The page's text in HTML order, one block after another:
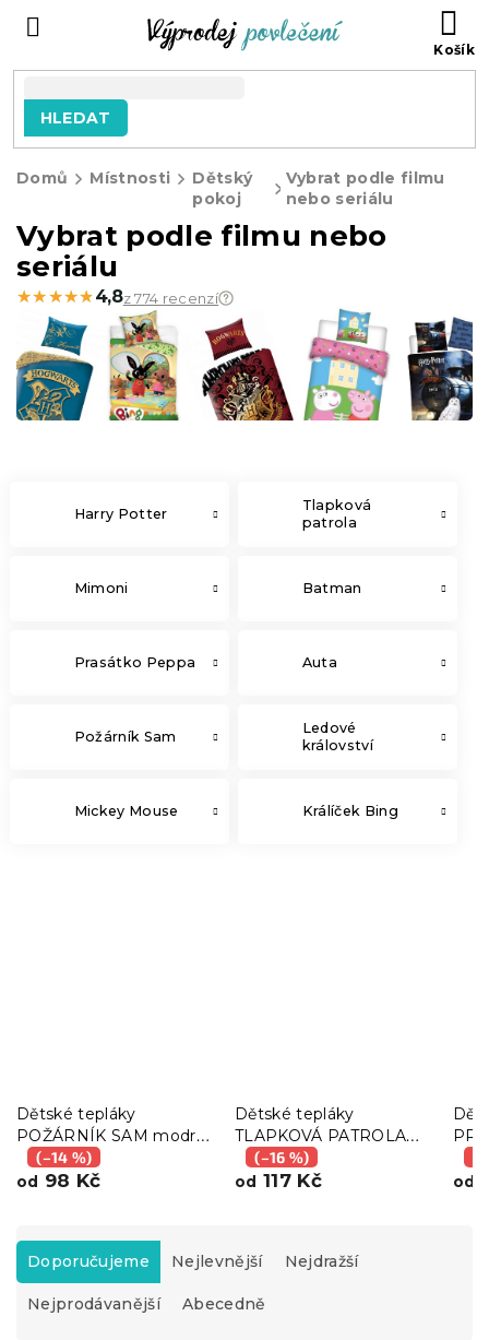
HLEDAT
Domů Místnosti
Dětský
pokoj
Vybrat podle filmu
nebo seriálu
Vybrat podle filmu nebo
seriálu
★★★★★
★★★★★ 4,8z 774 recenzí
Harry Potter
Tlapková
patrola
Mimoni Batman
Prasátko Peppa Auta
Požárník Sam
Ledové
království
Mickey Mouse Králíček Bing
Dětské tepláky
POŽÁRNÍK SAM modré
- různé velikosti
(–14 %)
od 98 Kč
Dětské tepláky
TLAPKOVÁ PATROLA
světle šedé - různé
velikosti
(–16 %)
od 117 Kč od
Ř
z
e
Doporučujeme Nejlevnější Nejdražší
Nejprodávanější Abecedně